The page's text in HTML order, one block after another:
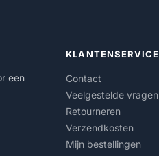
een
KLANTENSERVICE
Contact
Veelgestelde vragen
Retourneren
Verzendkosten
Mijn bestellingen